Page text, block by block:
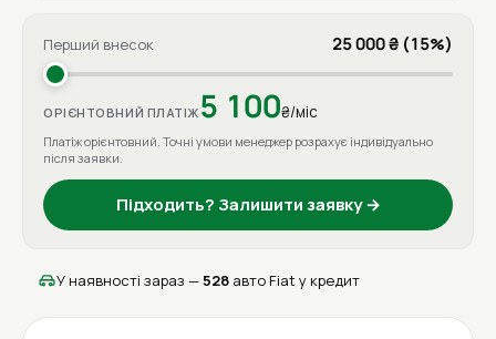
Перший внесок 25 000 ₴ (15%)
ОРІЄНТОВНИЙ ПЛАТІЖ 5 100₴/міс
Платіж орієнтовний. Точні умови менеджер розрахує індивідуально
після заявки.
Підходить? Залишити заявку →
У наявності зараз —528 авто Fiat у кредит